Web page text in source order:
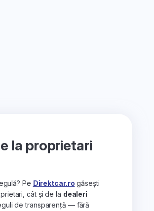
la proprietari
Pe Direktcar.ro găsești
cât și de la dealeri
de transparență — fără